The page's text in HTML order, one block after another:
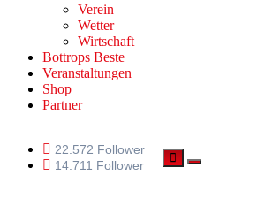
Verein
Wetter
Wirtschaft
Bottrops Beste
Veranstaltungen
Shop
Partner
22.572 Follower
14.711 Follower